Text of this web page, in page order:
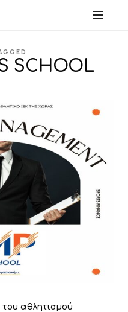
SCHOOL
αθλητισμού